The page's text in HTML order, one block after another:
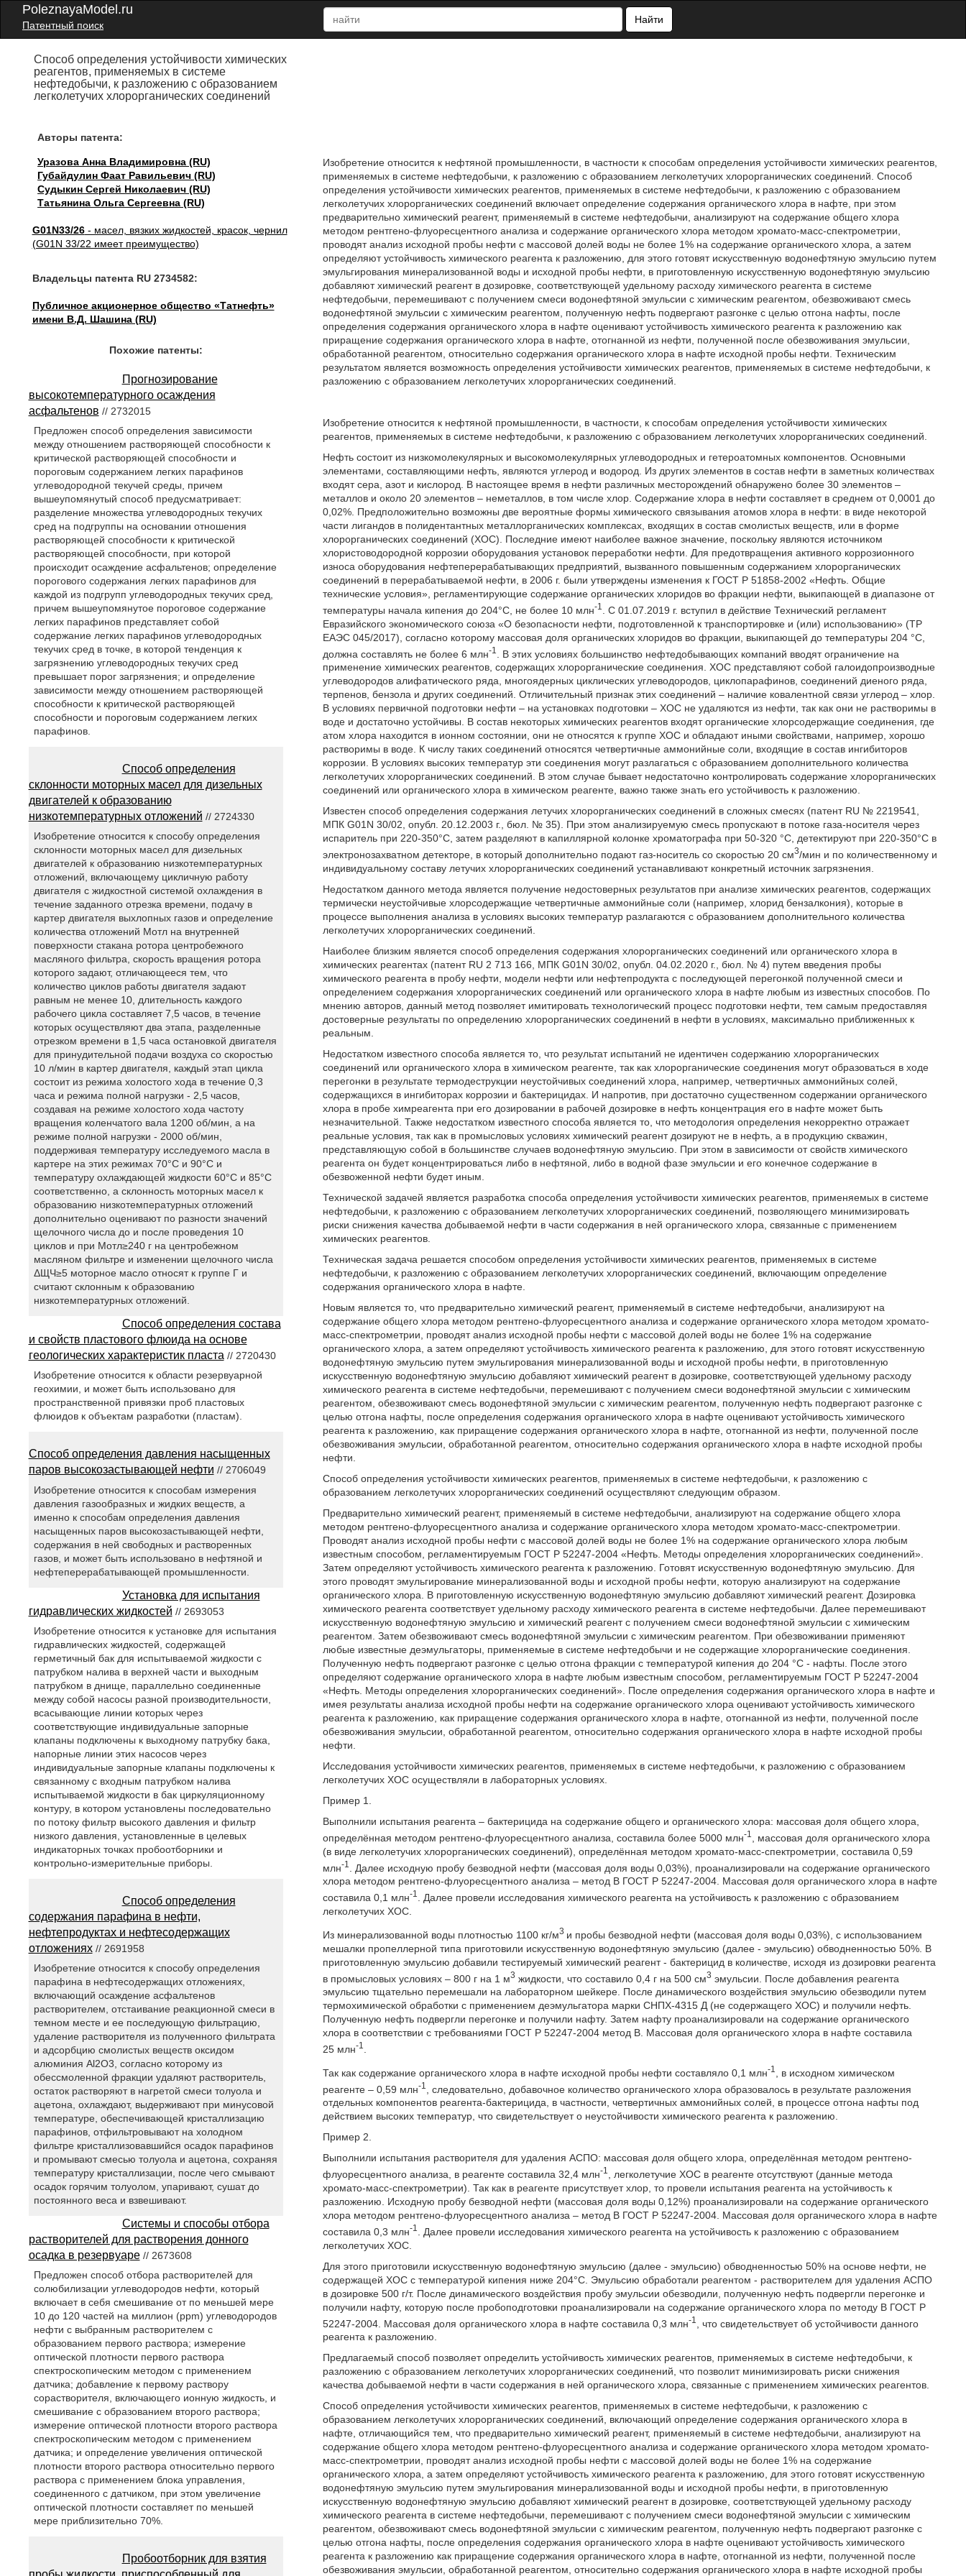
PoleznayaModel.ru
Патентный поиск
Найти
Способ определения устойчивости химических
реагентов, применяемых в системе
нефтедобычи, к разложению с образованием
легколетучих хлорорганических соединений
Авторы патента:
Уразова Анна Владимировна (RU)
Губайдулин Фаат Равильевич (RU)
Судыкин Сергей Николаевич (RU)
Татьянина Ольга Сергеевна (RU)
G01N33/26- масел, вязких жидкостей, красок, чернил
(G01N 33/22 имеет преимущество)
Владельцы патента RU 2734582:
Публичное акционерное общество «Татнефть»
имени В.Д. Шашина (RU)
Изобретение относится к нефтяной промышленности, в частности к способам определения устойчивости химических реагентов,
применяемых в системе нефтедобычи, к разложению с образованием легколетучих хлорорганических соединений. Способ
определения устойчивости химических реагентов, применяемых в системе нефтедобычи, к разложению с образованием
легколетучих хлорорганических соединений включает определение содержания органического хлора в нафте, при этом
предварительно химический реагент, применяемый в системе нефтедобычи, анализируют на содержание общего хлора
методом рентгено-флуоресцентного анализа и содержание органического хлора методом хромато-масс-спектрометрии,
проводят анализ исходной пробы нефти с массовой долей воды не более 1% на содержание органического хлора, а затем
определяют устойчивость химического реагента к разложению, для этого готовят искусственную водонефтяную эмульсию путем
эмульгирования минерализованной воды и исходной пробы нефти, в приготовленную искусственную водонефтяную эмульсию
добавляют химический реагент в дозировке, соответствующей удельному расходу химического реагента в системе
нефтедобычи, перемешивают с получением смеси водонефтяной эмульсии с химическим реагентом, обезвоживают смесь
водонефтяной эмульсии с химическим реагентом, полученную нефть подвергают разгонке с целью отгона нафты, после
определения содержания органического хлора в нафте оценивают устойчивость химического реагента к разложению как
приращение содержания органического хлора в нафте, отогнанной из нефти, полученной после обезвоживания эмульсии,
обработанной реагентом, относительно содержания органического хлора в нафте исходной пробы нефти. Техническим
результатом является возможность определения устойчивости химических реагентов, применяемых в системе нефтедобычи, к
разложению с образованием легколетучих хлорорганических соединений.
Изобретение относится к нефтяной промышленности, в частности, к способам определения устойчивости химических
реагентов, применяемых в системе нефтедобычи, к разложению с образованием легколетучих хлорорганических соединений.
Нефть состоит из низкомолекулярных и высокомолекулярных углеводородных и гетероатомных компонентов. Основными
элементами, составляющими нефть, являются углерод и водород. Из других элементов в состав нефти в заметных количествах
входят сера, азот и кислород. В настоящее время в нефти различных месторождений обнаружено более 30 элементов –
металлов и около 20 элементов – неметаллов, в том числе хлор. Содержание хлора в нефти составляет в среднем от 0,0001 до
0,02%. Предположительно возможны две вероятные формы химического связывания атомов хлора в нефти: в виде некоторой
части лигандов в полидентантных металлорганических комплексах, входящих в состав смолистых веществ, или в форме
хлорорганических соединений (ХОС). Последние имеют наиболее важное значение, поскольку являются источником
хлористоводородной коррозии оборудования установок переработки нефти. Для предотвращения активного коррозионного
износа оборудования нефтеперерабатывающих предприятий, вызванного повышенным содержанием хлорорганических
соединений в перерабатываемой нефти, в 2006 г. были утверждены изменения к ГОСТ Р 51858-2002 «Нефть. Общие
технические условия», регламентирующие содержание органических хлоридов во фракции нефти, выкипающей в диапазоне от
температуры начала кипения до 204°С, не более 10 млн-1
. С 01.07.2019 г. вступил в действие Технический регламент
Евразийского экономического союза «О безопасности нефти, подготовленной к транспортировке и (или) использованию» (ТР
ЕАЭС 045/2017), согласно которому массовая доля органических хлоридов во фракции, выкипающей до температуры 204 °С,
должна составлять не более 6 млн-1
. В этих условиях большинство нефтедобывающих компаний вводят ограничение на
применение химических реагентов, содержащих хлорорганические соединения. ХОС представляют собой галоидопроизводные
углеводородов алифатического ряда, многоядерных циклических углеводородов, циклопарафинов, соединений диеного ряда,
терпенов, бензола и других соединений. Отличительный признак этих соединений – наличие ковалентной связи углерод – хлор.
В условиях первичной подготовки нефти – на установках подготовки – ХОС не удаляются из нефти, так как они не растворимы в
воде и достаточно устойчивы. В состав некоторых химических реагентов входят органические хлорсодержащие соединения, где
атом хлора находится в ионном состоянии, они не относятся к группе ХОС и обладают иными свойствами, например, хорошо
растворимы в воде. К числу таких соединений относятся четвертичные аммонийные соли, входящие в состав ингибиторов
коррозии. В условиях высоких температур эти соединения могут разлагаться с образованием дополнительного количества
легколетучих хлорорганических соединений. В этом случае бывает недостаточно контролировать содержание хлорорганических
соединений или органического хлора в химическом реагенте, важно также знать его устойчивость к разложению.
Известен способ определения содержания летучих хлорорганических соединений в сложных смесях (патент RU № 2219541,
МПК G01N 30/02, опубл. 20.12.2003 г., бюл. № 35). При этом анализируемую смесь пропускают в потоке газа-носителя через
испаритель при 220-350°С, затем разделяют в капиллярной колонке хроматографа при 50-320 °С, детектируют при 220-350°С в
электронозахватном детекторе, в который дополнительно подают газ-носитель со скоростью 20 см3/мин и по количественному и
индивидуальному составу летучих хлорорганических соединений устанавливают конкретный источник загрязнения.
Недостатком данного метода является получение недостоверных результатов при анализе химических реагентов, содержащих
термически неустойчивые хлорсодержащие четвертичные аммонийные соли (например, хлорид бензалкония), которые в
процессе выполнения анализа в условиях высоких температур разлагаются с образованием дополнительного количества
легколетучих хлорорганических соединений.
Наиболее близким является способ определения содержания хлорорганических соединений или органического хлора в
химических реагентах (патент RU 2 713 166, МПК G01N 30/02, опубл. 04.02.2020 г., бюл. № 4) путем введения пробы
химического реагента в пробу нефти, модели нефти или нефтепродукта с последующей перегонкой полученной смеси и
определением содержания хлорорганических соединений или органического хлора в нафте любым из известных способов. По
мнению авторов, данный метод позволяет имитировать технологический процесс подготовки нефти, тем самым предоставляя
достоверные результаты по определению хлорорганических соединений в нефти в условиях, максимально приближенных к
реальным.
Недостатком известного способа является то, что результат испытаний не идентичен содержанию хлорорганических
соединений или органического хлора в химическом реагенте, так как хлорорганические соединения могут образоваться в ходе
перегонки в результате термодеструкции неустойчивых соединений хлора, например, четвертичных аммонийных солей,
содержащихся в ингибиторах коррозии и бактерицидах. И напротив, при достаточно существенном содержании органического
хлора в пробе химреагента при его дозировании в рабочей дозировке в нефть концентрация его в нафте может быть
незначительной. Также недостатком известного способа является то, что методология определения некорректно отражает
реальные условия, так как в промысловых условиях химический реагент дозируют не в нефть, а в продукцию скважин,
представляющую собой в большинстве случаев водонефтяную эмульсию. При этом в зависимости от свойств химического
реагента он будет концентрироваться либо в нефтяной, либо в водной фазе эмульсии и его конечное содержание в
обезвоженной нефти будет иным.
Технической задачей является разработка способа определения устойчивости химических реагентов, применяемых в системе
нефтедобычи, к разложению с образованием легколетучих хлорорганических соединений, позволяющего минимизировать
риски снижения качества добываемой нефти в части содержания в ней органического хлора, связанные с применением
химических реагентов.
Техническая задача решается способом определения устойчивости химических реагентов, применяемых в системе
нефтедобычи, к разложению с образованием легколетучих хлорорганических соединений, включающим определение
содержания органического хлора в нафте.
Новым является то, что предварительно химический реагент, применяемый в системе нефтедобычи, анализируют на
содержание общего хлора методом рентгено-флуоресцентного анализа и содержание органического хлора методом хромато-
масс-спектрометрии, проводят анализ исходной пробы нефти с массовой долей воды не более 1% на содержание
органического хлора, а затем определяют устойчивость химического реагента к разложению, для этого готовят искусственную
водонефтяную эмульсию путем эмульгирования минерализованной воды и исходной пробы нефти, в приготовленную
искусственную водонефтяную эмульсию добавляют химический реагент в дозировке, соответствующей удельному расходу
химического реагента в системе нефтедобычи, перемешивают с получением смеси водонефтяной эмульсии с химическим
реагентом, обезвоживают смесь водонефтяной эмульсии с химическим реагентом, полученную нефть подвергают разгонке с
целью отгона нафты, после определения содержания органического хлора в нафте оценивают устойчивость химического
реагента к разложению, как приращение содержания органического хлора в нафте, отогнанной из нефти, полученной после
обезвоживания эмульсии, обработанной реагентом, относительно содержания органического хлора в нафте исходной пробы
нефти.
Способ определения устойчивости химических реагентов, применяемых в системе нефтедобычи, к разложению с
образованием легколетучих хлорорганических соединений осуществляют следующим образом.
Предварительно химический реагент, применяемый в системе нефтедобычи, анализируют на содержание общего хлора
методом рентгено-флуоресцентного анализа и содержание органического хлора методом хромато-масс-спектрометрии.
Проводят анализ исходной пробы нефти с массовой долей воды не более 1% на содержание органического хлора любым
известным способом, регламентируемым ГОСТ Р 52247-2004 «Нефть. Методы определения хлорорганических соединений».
Затем определяют устойчивость химического реагента к разложению. Готовят искусственную водонефтяную эмульсию. Для
этого проводят эмульгирование минерализованной воды и исходной пробы нефти, которую анализируют на содержание
органического хлора. В приготовленную искусственную водонефтяную эмульсию добавляют химический реагент. Дозировка
химического реагента соответствует удельному расходу химического реагента в системе нефтедобычи. Далее перемешивают
искусственную водонефтяную эмульсию и химический реагент с получением смеси водонефтяной эмульсии с химическим
реагентом. Затем обезвоживают смесь водонефтяной эмульсии с химическим реагентом. При обезвоживании применяют
любые известные деэмульгаторы, применяемые в системе нефтедобычи и не содержащие хлорорганические соединения.
Полученную нефть подвергают разгонке с целью отгона фракции с температурой кипения до 204 °С - нафты. После этого
определяют содержание органического хлора в нафте любым известным способом, регламентируемым ГОСТ Р 52247-2004
«Нефть. Методы определения хлорорганических соединений». После определения содержания органического хлора в нафте и
имея результаты анализа исходной пробы нефти на содержание органического хлора оценивают устойчивость химического
реагента к разложению, как приращение содержания органического хлора в нафте, отогнанной из нефти, полученной после
обезвоживания эмульсии, обработанной реагентом, относительно содержания органического хлора в нафте исходной пробы
нефти.
Исследования устойчивости химических реагентов, применяемых в системе нефтедобычи, к разложению с образованием
легколетучих ХОС осуществляли в лабораторных условиях.
Пример 1.
Выполнили испытания реагента – бактерицида на содержание общего и органического хлора: массовая доля общего хлора,
определённая методом рентгено-флуоресцентного анализа, составила более 5000 млн-1
, массовая доля органического хлора
(в виде легколетучих хлорорганических соединений), определённая методом хромато-масс-спектрометрии, составила 0,59
млн-1
. Далее исходную пробу безводной нефти (массовая доля воды 0,03%), проанализировали на содержание органического
хлора методом рентгено-флуоресцентного анализа – метод В ГОСТ Р 52247-2004. Массовая доля органического хлора в нафте
составила 0,1 млн-1
. Далее провели исследования химического реагента на устойчивость к разложению с образованием
легколетучих ХОС.
Из минерализованной воды плотностью 1100 кг/м3 и пробы безводной нефти (массовая доля воды 0,03%), с использованием
мешалки пропеллерной типа приготовили искусственную водонефтяную эмульсию (далее - эмульсию) обводненностью 50%. В
приготовленную эмульсию добавили тестируемый химический реагент - бактерицид в количестве, исходя из дозировки реагента
в промысловых условиях – 800 г на 1 м3 жидкости, что составило 0,4 г на 500 см3 эмульсии. После добавления реагента
эмульсию тщательно перемешали на лабораторном шейкере. После динамического воздействия эмульсию обезводили путем
термохимической обработки с применением деэмульгатора марки СНПХ-4315 Д (не содержащего ХОС) и получили нефть.
Полученную нефть подвергли перегонке и получили нафту. Затем нафту проанализировали на содержание органического
хлора в соответствии с требованиями ГОСТ Р 52247-2004 метод В. Массовая доля органического хлора в нафте составила
25 млн-1
Так как содержание органического хлора в нафте исходной пробы нефти составляло 0,1 млн-1
, в исходном химическом
реагенте – 0,59 млн-1
, следовательно, добавочное количество органического хлора образовалось в результате разложения
отдельных компонентов реагента-бактерицида, в частности, четвертичных аммонийных солей, в процессе отгона нафты под
действием высоких температур, что свидетельствует о неустойчивости химического реагента к разложению.
Пример 2.
Выполнили испытания растворителя для удаления АСПО: массовая доля общего хлора, определённая методом рентгено-
флуоресцентного анализа, в реагенте составила 32,4 млн-1
, легколетучие ХОС в реагенте отсутствуют (данные метода
хромато-масс-спектрометрии). Так как в реагенте присутствует хлор, то провели испытания реагента на устойчивость к
разложению. Исходную пробу безводной нефти (массовая доля воды 0,12%) проанализировали на содержание органического
хлора методом рентгено-флуоресцентного анализа – метод В ГОСТ Р 52247-2004. Массовая доля органического хлора в нафте
составила 0,3 млн-1
. Далее провели исследования химического реагента на устойчивость к разложению с образованием
легколетучих ХОС.
Для этого приготовили искусственную водонефтяную эмульсию (далее - эмульсию) обводненностью 50% на основе нефти, не
содержащей ХОС с температурой кипения ниже 204°С. Эмульсию обработали реагентом - растворителем для удаления АСПО
в дозировке 500 г/т. После динамического воздействия пробу эмульсии обезводили, полученную нефть подвергли перегонке и
получили нафту, которую после пробоподготовки проанализировали на содержание органического хлора по методу В ГОСТ Р
52247-2004. Массовая доля органического хлора в нафте составила 0,3 млн-1
, что свидетельствует об устойчивости данного
реагента к разложению.
Предлагаемый способ позволяет определить устойчивость химических реагентов, применяемых в системе нефтедобычи, к
разложению с образованием легколетучих хлорорганических соединений, что позволит минимизировать риски снижения
качества добываемой нефти в части содержания в ней органического хлора, связанные с применением химических реагентов.
Способ определения устойчивости химических реагентов, применяемых в системе нефтедобычи, к разложению с
образованием легколетучих хлорорганических соединений, включающий определение содержания органического хлора в
нафте, отличающийся тем, что предварительно химический реагент, применяемый в системе нефтедобычи, анализируют на
содержание общего хлора методом рентгено-флуоресцентного анализа и содержание органического хлора методом хромато-
масс-спектрометрии, проводят анализ исходной пробы нефти с массовой долей воды не более 1% на содержание
органического хлора, а затем определяют устойчивость химического реагента к разложению, для этого готовят искусственную
водонефтяную эмульсию путем эмульгирования минерализованной воды и исходной пробы нефти, в приготовленную
искусственную водонефтяную эмульсию добавляют химический реагент в дозировке, соответствующей удельному расходу
химического реагента в системе нефтедобычи, перемешивают с получением смеси водонефтяной эмульсии с химическим
реагентом, обезвоживают смесь водонефтяной эмульсии с химическим реагентом, полученную нефть подвергают разгонке с
целью отгона нафты, после определения содержания органического хлора в нафте оценивают устойчивость химического
реагента к разложению как приращение содержания органического хлора в нафте, отогнанной из нефти, полученной после
обезвоживания эмульсии, обработанной реагентом, относительно содержания органического хлора в нафте исходной пробы
Похожие патенты:
Прогнозирование
высокотемпературного осаждения
асфальтенов // 2732015
Предложен способ определения зависимости
между отношением растворяющей способности к
критической растворяющей способности и
пороговым содержанием легких парафинов
углеводородной текучей среды, причем
вышеупомянутый способ предусматривает:
разделение множества углеводородных текучих
сред на подгруппы на основании отношения
растворяющей способности к критической
растворяющей способности, при которой
происходит осаждение асфальтенов; определение
порогового содержания легких парафинов для
каждой из подгрупп углеводородных текучих сред,
причем вышеупомянутое пороговое содержание
легких парафинов представляет собой
содержание легких парафинов углеводородных
текучих сред в точке, в которой тенденция к
загрязнению углеводородных текучих сред
превышает порог загрязнения; и определение
зависимости между отношением растворяющей
способности к критической растворяющей
способности и пороговым содержанием легких
парафинов.
Способ определения
склонности моторных масел для дизельных
двигателей к образованию
низкотемпературных отложений // 2724330
Изобретение относится к способу определения
склонности моторных масел для дизельных
двигателей к образованию низкотемпературных
отложений, включающему цикличную работу
двигателя с жидкостной системой охлаждения в
течение заданного отрезка времени, подачу в
картер двигателя выхлопных газов и определение
количества отложений Мотл на внутренней
поверхности стакана ротора центробежного
масляного фильтра, скорость вращения ротора
которого задают, отличающееся тем, что
количество циклов работы двигателя задают
равным не менее 10, длительность каждого
рабочего цикла составляет 7,5 часов, в течение
которых осуществляют два этапа, разделенные
отрезком времени в 1,5 часа остановкой двигателя
для принудительной подачи воздуха со скоростью
10 л/мин в картер двигателя, каждый этап цикла
состоит из режима холостого хода в течение 0,3
часа и режима полной нагрузки - 2,5 часов,
создавая на режиме холостого хода частоту
вращения коленчатого вала 1200 об/мин, а на
режиме полной нагрузки - 2000 об/мин,
поддерживая температуру исследуемого масла в
картере на этих режимах 70°С и 90°С и
температуру охлаждающей жидкости 60°С и 85°С
соответственно, а склонность моторных масел к
образованию низкотемпературных отложений
дополнительно оценивают по разности значений
щелочного числа до и после проведения 10
циклов и при Мотл≥240 г на центробежном
масляном фильтре и изменении щелочного числа
ΔЩЧ≥5 моторное масло относят к группе Г и
считают склонным к образованию
низкотемпературных отложений.
Способ определения состава
и свойств пластового флюида на основе
геологических характеристик пласта// 2720430
Изобретение относится к области резервуарной
геохимии, и может быть использовано для
пространственной привязки проб пластовых
флюидов к объектам разработки (пластам).
Способ определения давления насыщенных
паров высокозастывающей нефти // 2706049
Изобретение относится к способам измерения
давления газообразных и жидких веществ, а
именно к способам определения давления
насыщенных паров высокозастывающей нефти,
содержания в ней свободных и растворенных
газов, и может быть использовано в нефтяной и
нефтеперерабатывающей промышленности.
Установка для испытания
гидравлических жидкостей // 2693053
Изобретение относится к установке для испытания
гидравлических жидкостей, содержащей
герметичный бак для испытываемой жидкости с
патрубком налива в верхней части и выходным
патрубком в днище, параллельно соединенные
между собой насосы разной производительности,
всасывающие линии которых через
соответствующие индивидуальные запорные
клапаны подключены к выходному патрубку бака,
напорные линии этих насосов через
индивидуальные запорные клапаны подключены к
связанному с входным патрубком налива
испытываемой жидкости в бак циркуляционному
контуру, в котором установлены последовательно
по потоку фильтр высокого давления и фильтр
низкого давления, установленные в целевых
индикаторных точках пробоотборники и
контрольно-измерительные приборы.
Способ определения
содержания парафина в нефти,
нефтепродуктах и нефтесодержащих
отложениях// 2691958
Изобретение относится к способу определения
парафина в нефтесодержащих отложениях,
включающий осаждение асфальтенов
растворителем, отстаивание реакционной смеси в
темном месте и ее последующую фильтрацию,
удаление растворителя из полученного фильтрата
и адсорбцию смолистых веществ оксидом
алюминия Al2O3, согласно которому из
обессмоленной фракции удаляют растворитель,
остаток растворяют в нагретой смеси толуола и
ацетона, охлаждают, выдерживают при минусовой
температуре, обеспечивающей кристаллизацию
парафинов, отфильтровывают на холодном
фильтре кристаллизовавшийся осадок парафинов
и промывают смесью толуола и ацетона, сохраняя
температуру кристаллизации, после чего смывают
осадок горячим толуолом, упаривают, сушат до
постоянного веса и взвешивают.
Системы и способы отбора
растворителей для растворения донного
осадка в резервуаре// 2673608
Предложен способ отбора растворителей для
солюбилизации углеводородов нефти, который
включает в себя смешивание от по меньшей мере
10 до 120 частей на миллион (ррm) углеводородов
нефти с выбранным растворителем с
образованием первого раствора; измерение
оптической плотности первого раствора
спектроскопическим методом с применением
датчика; добавление к первому раствору
сорастворителя, включающего ионную жидкость, и
смешивание с образованием второго раствора;
измерение оптической плотности второго раствора
спектроскопическим методом с применением
датчика; и определение увеличения оптической
плотности второго раствора относительно первого
раствора с применением блока управления,
соединенного с датчиком, при этом увеличение
оптической плотности составляет по меньшей
мере приблизительно 70%.
Пробоотборник для взятия